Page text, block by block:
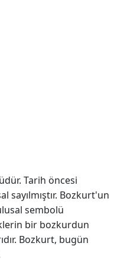
Tarih öncesi
sayılmıştır. Bozkurt'un
sembolü
bir bozkurdun
Bozkurt, bugün